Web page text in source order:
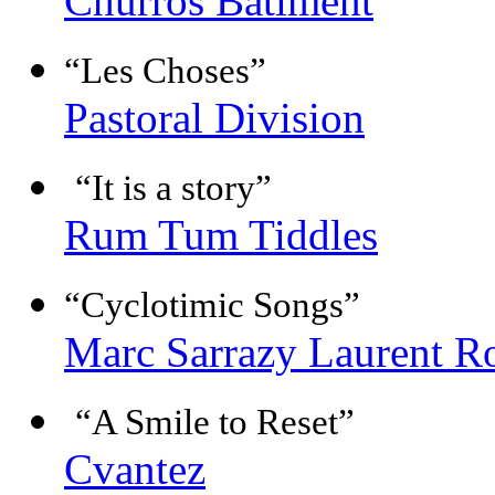
“Les Choses”
Pastoral Division
“It is a story”
Rum Tum Tiddles
“Cyclotimic Songs”
Marc Sarrazy Laurent
“A Smile to Reset”
Cvantez